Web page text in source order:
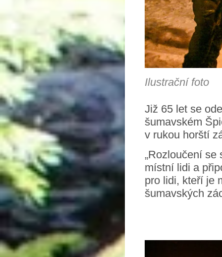
Ilustrační foto
Již 65 let se
šumavském
v rukou horští
„Rozloučení
místní lidi a
pro lidi, kteří je
šumavských